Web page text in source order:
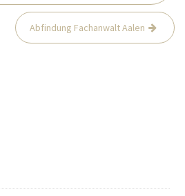
Abfindung Fachanwalt Aalen